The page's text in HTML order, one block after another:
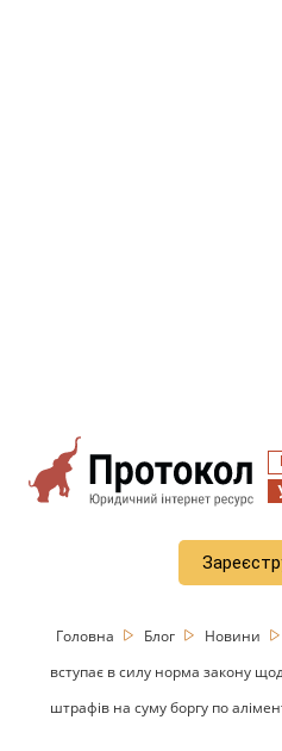
Головна Блог Новини
вступає в силу норма закону
штрафів на суму боргу по